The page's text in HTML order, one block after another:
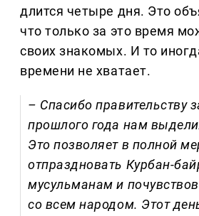
длится четыре дня. Это
что только за это время
своих знакомых. И то
времени не хватает.
– Спасибо правительству
прошлого года нам
Это позволяет в полной
отпраздновать Курбан-
мусульманам и
со всем народом. Этот